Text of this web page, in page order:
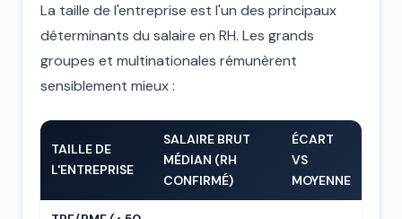
La taille de l'entreprise est l'un des principaux
déterminants du salaire en RH. Les grands
groupes et multinationales rémunèrent
sensiblement mieux :
TAILLE DE
L'ENTREPRISE
SALAIRE BRUT
MÉDIAN (RH
CONFIRMÉ)
ÉCART
VS
MOYENNE